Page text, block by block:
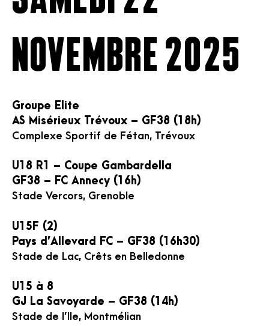
novembre 2025
Groupe Elite
AS Misérieux Trévoux – GF38 (18h)
Complexe Sportif de Fétan, Trévoux
U18 R1 – Coupe Gambardella
GF38 – FC Annecy (16h)
Stade Vercors, Grenoble
U15F (2)
Pays d’Allevard FC – GF38 (16h30)
Stade de Lac, Crêts en Belledonne
U15 à 8
GJ La Savoyarde – GF38 (14h)
Stade de l’Ile, Montmélian